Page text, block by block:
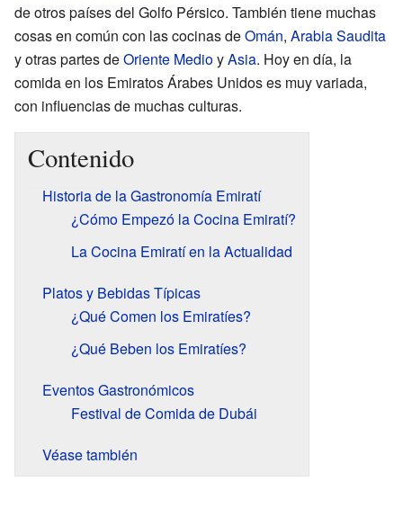
de otros países del Golfo Pérsico. También tiene muchas
cosas en común con las cocinas deOmán, Arabia Saudita
y otras partes deOriente MedioyAsia. Hoy en día, la
comida en los Emiratos Árabes Unidos es muy variada,
con influencias de muchas culturas.
Contenido
Historia de la Gastronomía Emiratí
¿Cómo Empezó la Cocina Emiratí?
La Cocina Emiratí en la Actualidad
Platos y Bebidas Típicas
¿Qué Comen los Emiratíes?
¿Qué Beben los Emiratíes?
Eventos Gastronómicos
Festival de Comida de Dubái
Véase también